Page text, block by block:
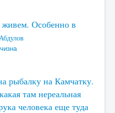
Особенно в
рыбалку на Камчатку.
там нереальная
человека еще туда